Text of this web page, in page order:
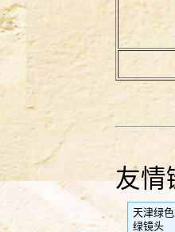
友情
天津绿
绿镜头